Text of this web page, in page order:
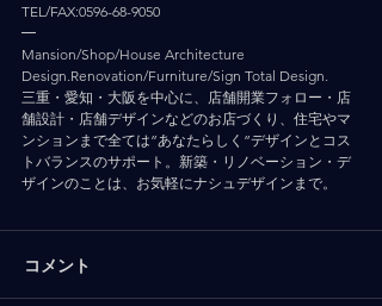
TEL/FAX:0596-68-9050
━
Mansion/Shop/House Architecture
Design.Renovation/Furniture/Sign Total Design.
三重・愛知・大阪を中心に、店舗開業フォロー・店
舗設計・店舗デザインなどのお店づくり、住宅やマ
ンションまで全ては”あなたらしく”デザインとコス
トバランスのサポート。新築・リノベーション・デ
ザインのことは、お気軽にナシュデザインまで。
コメント